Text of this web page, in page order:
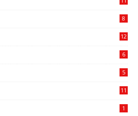
8
12
6
5
11
1